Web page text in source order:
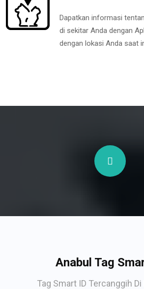
Dapatkan informasi
di sekitar Anda dengan
dengan lokasi Anda saat
Anabul Tag
Tag Smart ID Tercanggih